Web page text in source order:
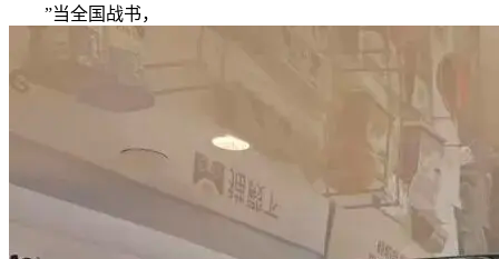
”当全国战书，